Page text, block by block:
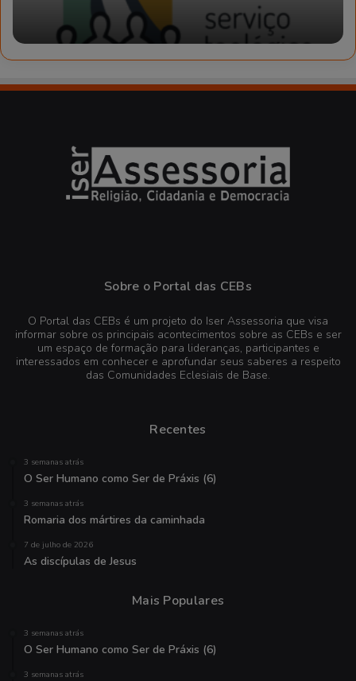
Sobre o Portal das CEBs
O Portal das CEBs é um projeto do Iser Assessoria que visa
informar sobre os principais acontecimentos sobre as CEBs e ser
um espaço de formação para lideranças, participantes e
interessados em conhecer e aprofundar seus saberes a respeito
das Comunidades Eclesiais de Base.
Recentes
3 semanas atrás
O Ser Humano como Ser de Práxis (6)
3 semanas atrás
Romaria dos mártires da caminhada
7 de julho de 2026
As discípulas de Jesus
Mais Populares
3 semanas atrás
O Ser Humano como Ser de Práxis (6)
3 semanas atrás